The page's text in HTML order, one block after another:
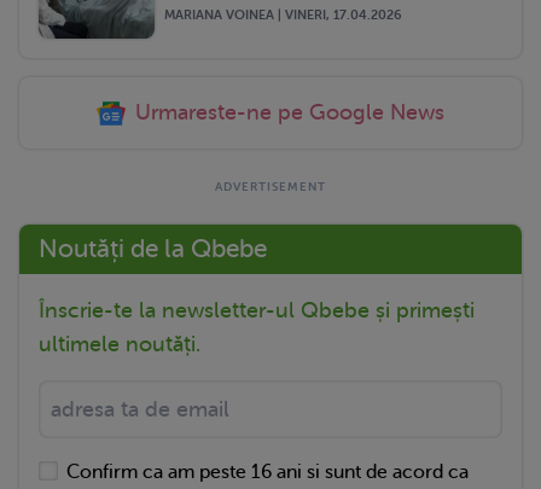
MARIANA VOINEA | VINERI, 17.04.2026
Urmareste-ne pe Google News
Noutăți de la Qbebe
Înscrie-te la newsletter-ul Qbebe și primești
ultimele noutăți.
Confirm ca am peste 16 ani si sunt de acord ca